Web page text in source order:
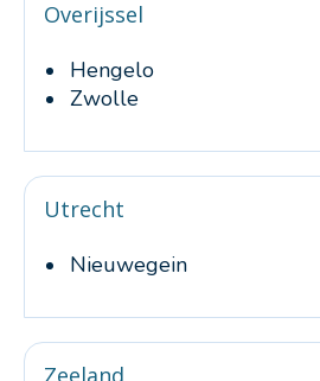
Overijssel
Hengelo
Zwolle
Utrecht
Nieuwegein
Zeeland